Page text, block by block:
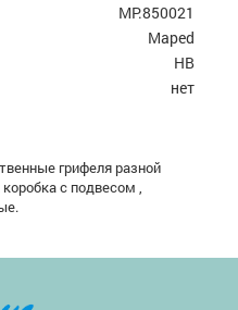
MP.850021
Maped
HB
нет
грифеля разной
с подвесом ,